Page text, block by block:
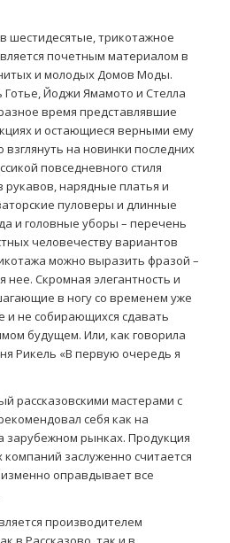
шестидесятые, трикотажное
почетным материалом в
и молодых Домов Моды.
Йоджи Ямамото и Стелла
время представлявшие
и остающиеся верными ему
взглянуть на новинки последних
повседневного стиля
нарядные платья и
пуловеры и длинные
и головные уборы – перечень
человечеству вариантов
можно выразить фразой –
нее. Скромная элегантность и
в ногу со временем уже
и не собирающихся сдавать
будущем. Или, как говорила
Рикель «В первую очередь я
рассказовскими мастерами с
себя как на
зарубежном рынках. Продукция
заслуженно считается
оправдывает все
производителем